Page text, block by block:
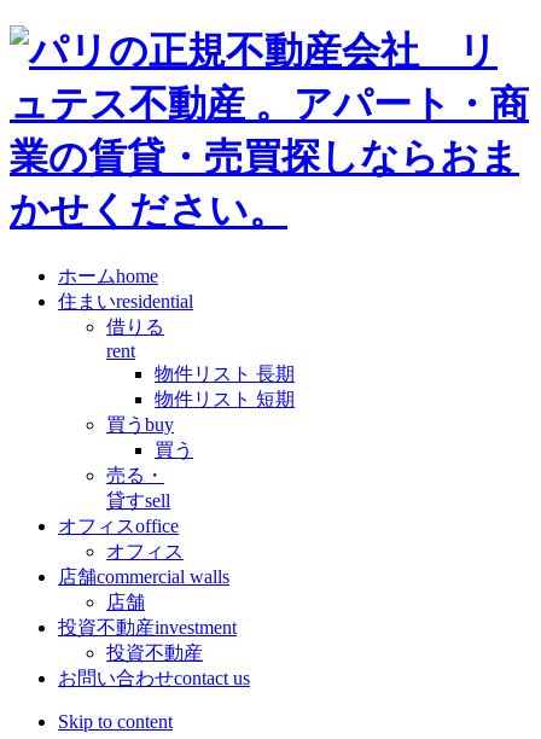
ホームhome
住まいresidential
借りる
rent
物件リスト 長期
物件リスト 短期
買う buy
買う
売る・
貸すsell
オフィスoffice
オフィス
店舗commercial walls
店舗
投資不動産investment
投資不動産
お問い合わせcontact us
Skip to content